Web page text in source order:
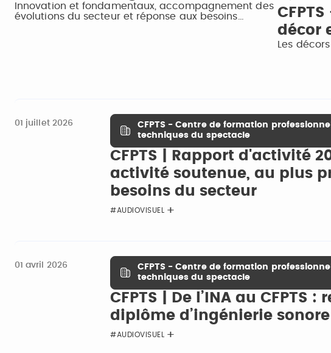
Innovation et fondamentaux, accompagnement des
évolutions du secteur et réponse aux besoins…
décor
Les
01 juillet 2026
CFPTS - Centre de formation
techniques du spectacle
CFPTS | Rapport d'activité
activité soutenue, au plus
besoins du secteur
#AUDIOVISUEL
01 avril 2026
CFPTS - Centre de formation
techniques du spectacle
CFPTS | De l’INA au CFPTS :
diplôme d’ingénierie sonore
#AUDIOVISUEL